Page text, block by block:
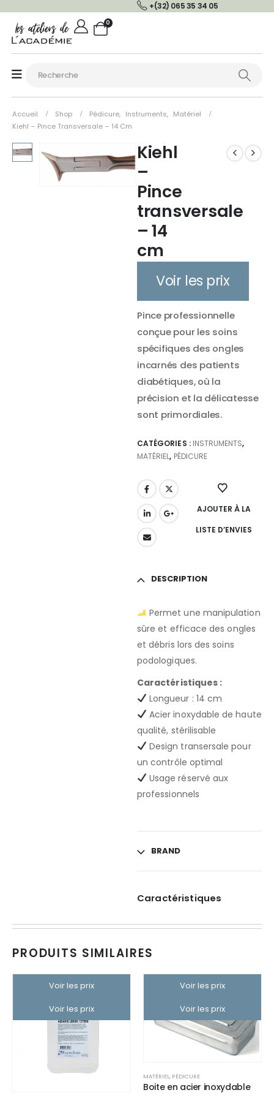
+(32) 065 35 34 05
0
Accueil Shop Pédicure, Instruments, Matériel
Kiehl – Pince Transversale – 14 Cm
Kiehl
–
Pince
transversale
– 14
cm
Voir les prix
Pince professionnelle
conçue pour les soins
spécifiques des ongles
incarnés des patients
diabétiques, où la
précision et la délicatesse
sont primordiales.
CATÉGORIES : INSTRUMENTS,
MATÉRIEL, PÉDICURE
AJOUTER À LA
LISTE D’ENVIES
DESCRIPTION
Permet une manipulation
sûre et efficace des ongles
et débris lors des soins
podologiques.
Caractéristiques :
Longueur : 14 cm
Acier inoxydable de haute
qualité, stérilisable
Design transersale pour
un contrôle optimal
Usage réservé aux
professionnels
BRAND
Caractéristiques
PRODUITS SIMILAIRES
Voir les prix
Voir les prix
Voir les prix
Voir les prix
MATÉRIEL, PÉDICURE
Boite en acier inoxydable